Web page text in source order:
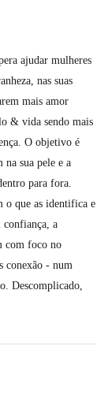
ajudar mulheres
nas suas
mais amor
& vida sendo mais
O objetivo é
na sua pele e a
para fora.
o que as identifica e
confiança, a
com foco no
conexão - num
Descomplicado,